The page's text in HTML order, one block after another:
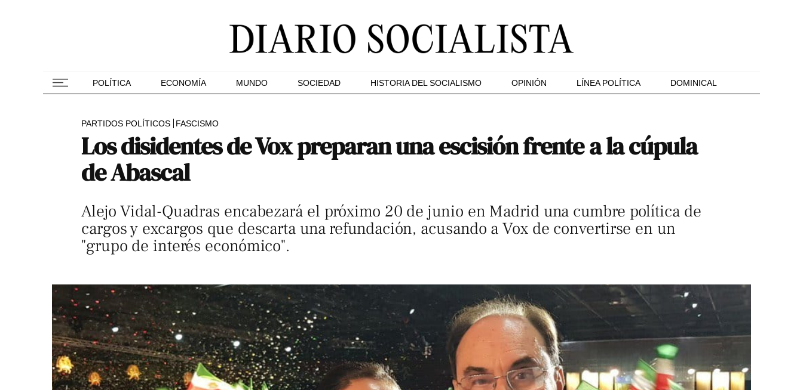
POLÍTICA ECONOMÍA MUNDO SOCIEDAD HISTORIA DEL SOCIALISMO OPINIÓN LÍNEA POLÍTICA DOMINICAL
PARTIDOS POLÍTICOS FASCISMO
Los disidentes de Vox preparan una escisión frente a la cúpula
de Abascal
Alejo Vidal-Quadras encabezará el próximo 20 de junio en Madrid una cumbre política de
cargos y excargos que descarta una refundación, acusando a Vox de convertirse en un
"grupo de interés económico".